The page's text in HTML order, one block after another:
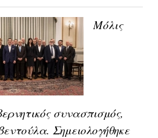
Μόλις
συνασπισμός,
Σημειολογήθηκε